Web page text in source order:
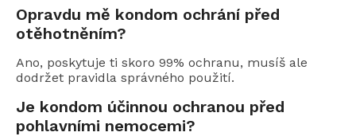
Opravdu mě kondom ochrání před
otěhotněním?
Ano, poskytuje ti skoro 99% ochranu, musíš ale
dodržet pravidla správného použití.
Je kondom účinnou ochranou před
pohlavními nemocemi?